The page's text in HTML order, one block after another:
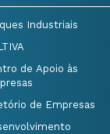
Industriais
de Apoio às
de Empresas